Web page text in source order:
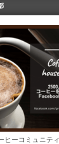
ヒーコミュニティ